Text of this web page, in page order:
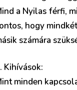
a Nyilas férfi,
hogy
számára
Kihívások:
minden